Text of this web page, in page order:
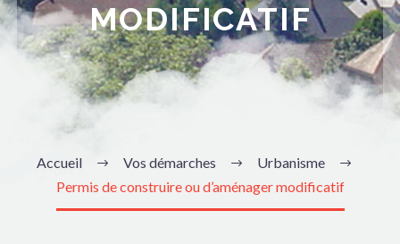
MODIFICATIF
Accueil Vos démarches
Urbanisme
Permis de construire ou d’aménager modificatif